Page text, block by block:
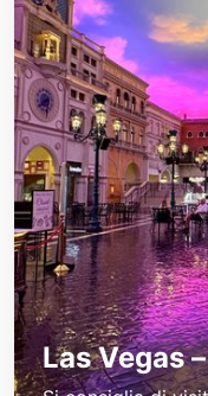
Las Vegas